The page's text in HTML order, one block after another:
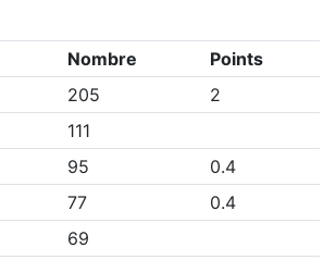
Nombre
Points
205
2
111
95
0.4
77
0.4
69